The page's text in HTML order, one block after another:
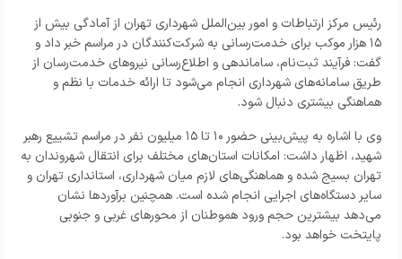
رئیس مرکز ارتباطات و امور بین‌الملل شهرداری تهران از آمادگی بیش از
۱۵ هزار موکب برای خدمت‌رسانی به شرکت‌کنندگان در مراسم خبر داد و
گفت: فرآیند ثبت‌نام، ساماندهی و اطلاع‌رسانی نیروهای خدمت‌رسان از
طریق سامانه‌های شهرداری انجام می‌شود تا ارائه خدمات با نظم و
هماهنگی بیشتری دنبال شود.
وی با اشاره به پیش‌بینی حضور ۱۰ تا ۱۵ میلیون نفر در مراسم تشییع رهبر
شهید، اظهار داشت: امکانات استان‌های مختلف برای انتقال شهروندان به
تهران بسیج شده و هماهنگی‌های لازم میان شهرداری، استانداری تهران و
سایر دستگاه‌های اجرایی انجام شده است. همچنین برآوردها نشان
می‌دهد بیشترین حجم ورود هموطنان از محورهای غربی و جنوبی
پایتخت خواهد بود.